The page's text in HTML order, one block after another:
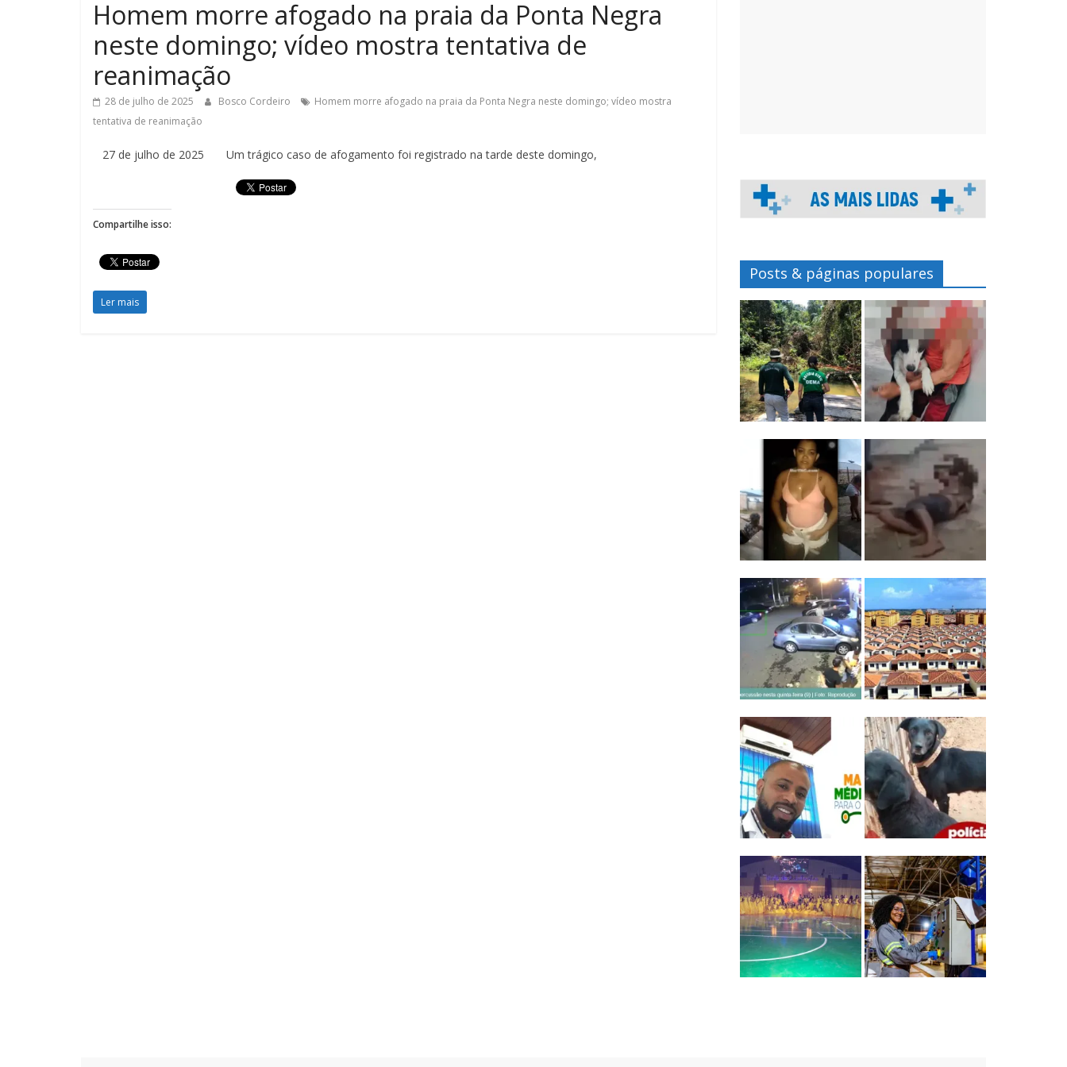
Homem morre afogado na praia da Ponta Negra
neste domingo; vídeo mostra tentativa de
reanimação
28 de julho de 2025 Bosco Cordeiro
Homem morre afogado na praia da Ponta Negra neste domingo; vídeo mostra
tentativa de reanimação
27 de julho de 2025 Um trágico caso de afogamento foi registrado na tarde deste domingo,
Compartilhe isso:
Ler mais
Posts & páginas populares